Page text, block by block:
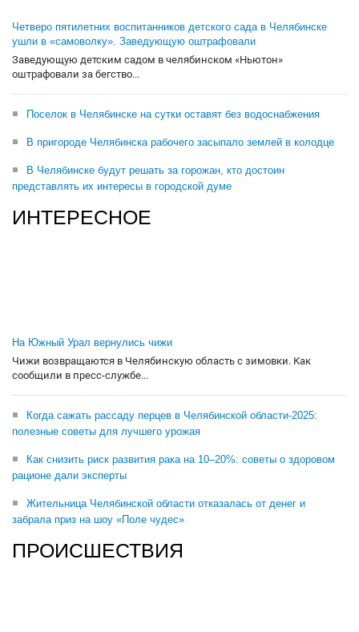
Четверо пятилетних воспитанников детского сада в Челябинске
ушли в «самоволку». Заведующую оштрафовали
Заведующую детским садом в челябинском «Ньютон»
оштрафовали за бегство...
Поселок в Челябинске на сутки оставят без водоснабжения
В пригороде Челябинска рабочего засыпало землей в колодце
В Челябинске будут решать за горожан, кто достоин
представлять их интересы в городской думе
ИНТЕРЕСНОЕ
На Южный Урал вернулись чижи
Чижи возвращаются в Челябинскую область с зимовки. Как
сообщили в пресс-службе...
Когда сажать рассаду перцев в Челябинской области-2025:
полезные советы для лучшего урожая
Как снизить риск развития рака на 10–20%: советы о здоровом
рационе дали эксперты
Жительница Челябинской области отказалась от денег и
забрала приз на шоу «Поле чудес»
ПРОИСШЕСТВИЯ